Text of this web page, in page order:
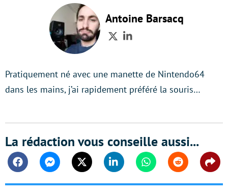
Antoine Barsacq
TwitterLinkedIn
Pratiquement né avec une manette de Nintendo64
dans les mains, j’ai rapidement préféré la souris…
La rédaction vous conseille aussi...
FacebookMessengerTwitter Linkedin WhatsappReddit